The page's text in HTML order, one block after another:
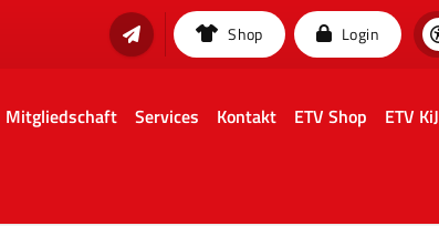
Shop Login
Mitgliedschaft Services Kontakt ETV Shop ETV